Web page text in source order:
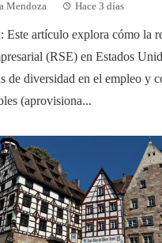
Mendoza Hace 3 días
Este artículo explora cómo la
(RSE) en Estados
de diversidad en el empleo y
(aprovisiona...